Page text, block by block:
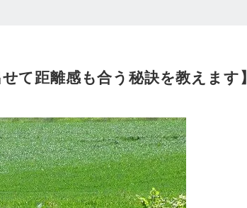
て距離感も合う秘訣を教えます】